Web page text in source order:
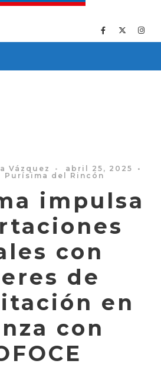
Vázquez • abril 25, 2025
•
Purísima del Rincón
impulsa
con
de
en
con